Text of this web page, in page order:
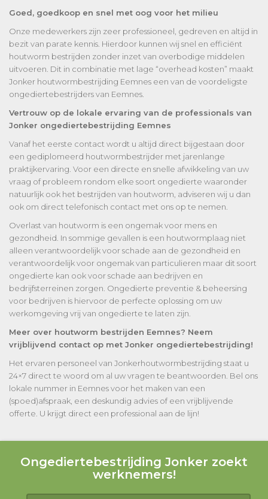
Goed, goedkoop en snel met oog voor het milieu
Onze medewerkers zijn zeer professioneel, gedreven en altijd in
bezit van parate kennis. Hierdoor kunnen wij snel en efficiënt
houtworm bestrijden zonder inzet van overbodige middelen
uitvoeren. Dit in combinatie met lage “overhead kosten” maakt
Jonker houtwormbestrijding Eemnes een van de voordeligste
ongediertebestrijders van Eemnes.
Vertrouw op de lokale ervaring van de professionals van
Jonker ongediertebestrijding Eemnes
Vanaf het eerste contact wordt u altijd direct bijgestaan door
een gediplomeerd houtwormbestrijder met jarenlange
praktijkervaring. Voor een directe en snelle afwikkeling van uw
vraag of probleem rondom elke soort ongedierte waaronder
natuurlijk ook het bestrijden van houtworm, adviseren wij u dan
ook om direct telefonisch contact met ons op te nemen.
Overlast van houtworm is een ongemak voor mens en
gezondheid. In sommige gevallen is een houtwormplaag niet
alleen verantwoordelijk voor schade aan de gezondheid en
verantwoordelijk voor ongemak van particulieren maar dit soort
ongedierte kan ook voor schade aan bedrijven en
bedrijfsterreinen zorgen. Ongedierte preventie & beheersing
voor bedrijven is hiervoor de perfecte oplossing om uw
werkomgeving vrij van ongedierte te laten zijn.
Meer over houtworm bestrijden Eemnes? Neem
vrijblijvend contact op met Jonker ongediertebestrijding!
Het ervaren personeel van Jonkerhoutwormbestrijding staat u
24×7 direct te woord om al uw vragen te beantwoorden. Bel ons
lokale nummer in Eemnes voor het maken van een
(spoed)afspraak, een deskundig advies of een vrijblijvende
offerte. U krijgt direct een professional aan de lijn!
Ongediertebestrijding Jonker zoekt
werknemers!